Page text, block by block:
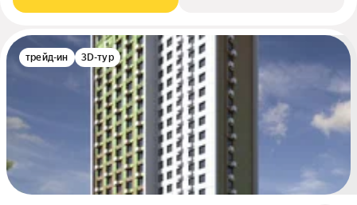
трейд-ин 3D-тур